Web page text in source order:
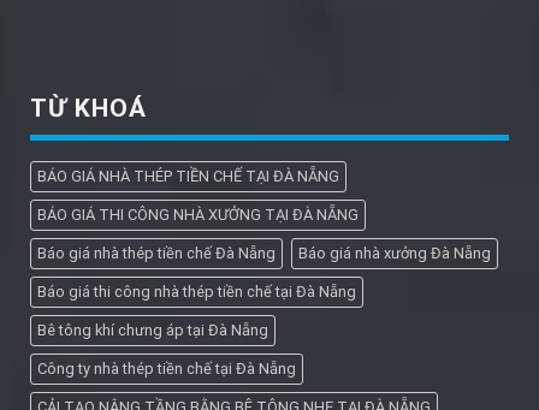
TỪ KHOÁ
BÁO GIÁ NHÀ THÉP TIỀN CHẾ TẠI ĐÀ NẴNG
BÁO GIÁ THI CÔNG NHÀ XƯỞNG TẠI ĐÀ NẴNG
Báo giá nhà thép tiền chế Đà Nẵng Báo giá nhà xưởng Đà Nẵng
Báo giá thi công nhà thép tiền chế tại Đà Nẵng
Bê tông khí chưng áp tại Đà Nẵng
Công ty nhà thép tiền chế tại Đà Nẵng